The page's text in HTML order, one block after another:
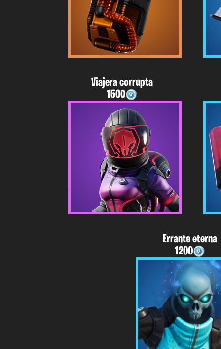
Viajera corrupta
1500
Errante eterna
1200